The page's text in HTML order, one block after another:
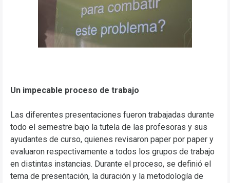
Un impecable proceso de trabajo
Las diferentes presentaciones fueron trabajadas durante
todo el semestre bajo la tutela de las profesoras y sus
ayudantes de curso, quienes revisaron paper por paper y
evaluaron respectivamente a todos los grupos de trabajo
en distintas instancias. Durante el proceso, se definió el
tema de presentación, la duración y la metodología de